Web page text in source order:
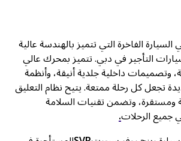
الفاخرة التي تتميز بالهندسة عالية
التأجير في دبي. تتميز بمحرك عالي
وتصميمات داخلية جلدية أنيقة، وأنظمة
تجعل كل رحلة ممتعة. يتيح نظام التعليق
ومستقرة، وتضمن تقنيات السلامة
جميع الرحلات.